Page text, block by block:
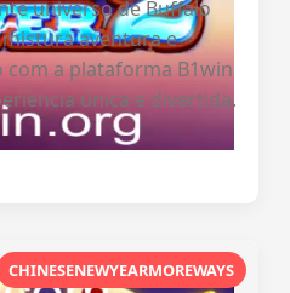
universo de Buffalo
aventura e
a plataforma B1win
única e divertida.
CHINESENEWYEARMOREWAYS